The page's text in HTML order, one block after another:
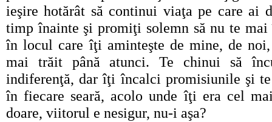
ieşire hotărât să continui viaţa pe care ai
timp înainte şi promiţi solemn să nu te
în locul care îţi aminteşte de mine, de
mai trăit până atunci. Te chinui să
indiferenţă, dar îţi încalci promisiunile şi
în fiecare seară, acolo unde îţi era cel
doare, viitorul e nesigur, nu-i aşa?